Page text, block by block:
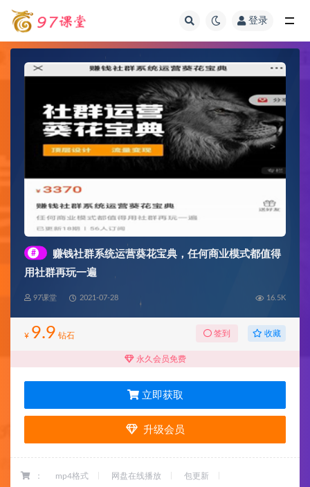
登录
#
赚钱社群系统运营葵花宝典，任何商业模式都值得
用社群再玩一遍
97课堂 2021-07-28 16.5K
¥ 9.9 钻石 签到 收藏
永久会员免费
立即获取
升级会员
： mp4格式 网盘在线播放 包更新